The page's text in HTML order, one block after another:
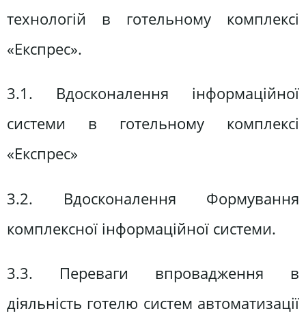
технологій в готельному комплексі
«Експрес».
3.1. Вдосконалення інформаційної
системи в готельному комплексі
«Експрес»
3.2. Вдосконалення Формування
комплексної інформаційної системи.
3.3. Переваги впровадження в
діяльність готелю систем автоматизації